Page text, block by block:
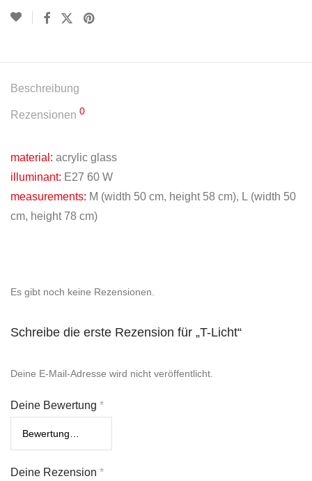
Beschreibung
Rezensionen 0
material: acrylic glass
illuminant: E27 60 W
measurements: M (width 50 cm, height 58 cm), L (width 50
cm, height 78 cm)
Es gibt noch keine Rezensionen.
Schreibe die erste Rezension für „T-Licht“
Deine E-Mail-Adresse wird nicht veröffentlicht.
Deine Bewertung *
Deine Rezension *